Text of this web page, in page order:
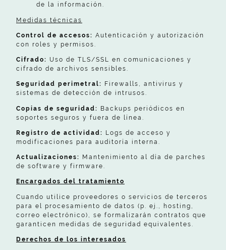
de la información.
Medidas técnicas
Control de accesos: Autenticación y autorización
con roles y permisos.
Cifrado: Uso de TLS/SSL en comunicaciones y
cifrado de archivos sensibles.
Seguridad perimetral: Firewalls, antivirus y
sistemas de detección de intrusos.
Copias de seguridad: Backups periódicos en
soportes seguros y fuera de línea.
Registro de actividad: Logs de acceso y
modificaciones para auditoría interna.
Actualizaciones: Mantenimiento al día de parches
de software y firmware.
Encargados del tratamiento
Cuando utilice proveedores o servicios de terceros
para el procesamiento de datos (p. ej., hosting,
correo electrónico), se formalizarán contratos que
garanticen medidas de seguridad equivalentes.
Derechos de los interesados